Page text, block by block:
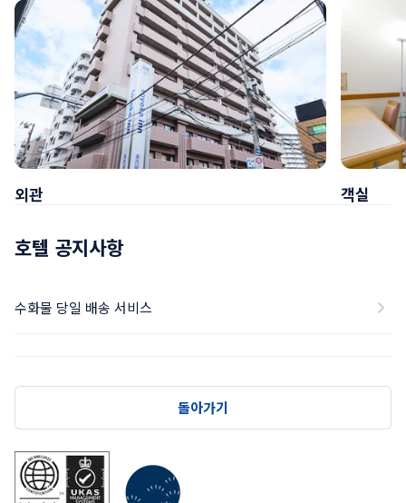
외관 객실
호텔 공지사항
수화물 당일 배송 서비스
돌아가기